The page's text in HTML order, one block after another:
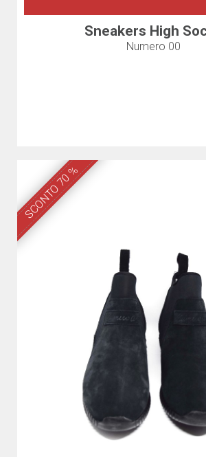
Sneakers High
Numero 00
SCONTO 70 %